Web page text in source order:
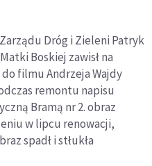
Dróg i Zieleni Patryk
Boskiej zawisł na
filmu Andrzeja Wajdy
remontu napisu
Bramą nr 2. obraz
w lipcu renowacji,
spadł i stłukła